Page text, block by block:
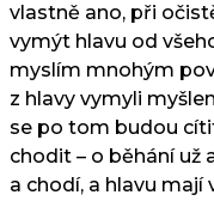
vlastně ano, při
vymýt hlavu od
myslím mnohým
z hlavy vymyli
se po tom budou
chodit – o běhání už
a chodí, a hlavu